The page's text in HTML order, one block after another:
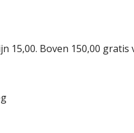
15,00. Boven 150,00